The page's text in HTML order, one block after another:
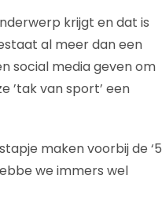
krijgt en dat is
al meer dan een
social media geven om
’tak van sport’ een
maken voorbij de ‘5
we immers wel